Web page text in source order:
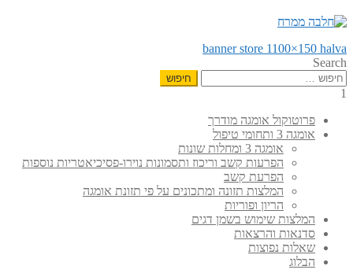
ניווט
הפוסט
הקודם:
banner store 1100×150 halva
Search
חיפוש:
1
פרוטוקול אומגה מודרך
אומגה 3 ותחומי טיפול
אומגה 3 ומחלות שונות
הפרעות קשב וריכוז ותסמונות נוירו-פסיכיאטריות נוספות
הפרעת קשב
המלצות תזונה ומתכונים על פי תזונת אומגה
הריון ופוריות
המלצות שימוש בשמן דגים
סדנאות והרצאות
שאלות נפוצות
הבלוג